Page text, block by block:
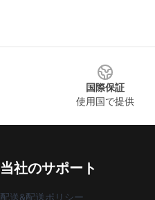
国際保証
使用国で提供
当社のサポート
配送&配送ポリシー